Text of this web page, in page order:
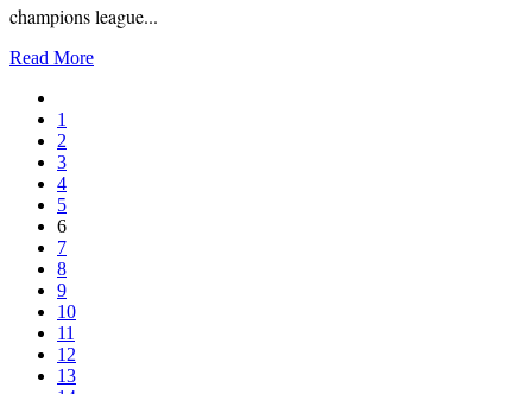
champions league...
Read More
1
2
3
4
5
6
7
8
9
10
11
12
13